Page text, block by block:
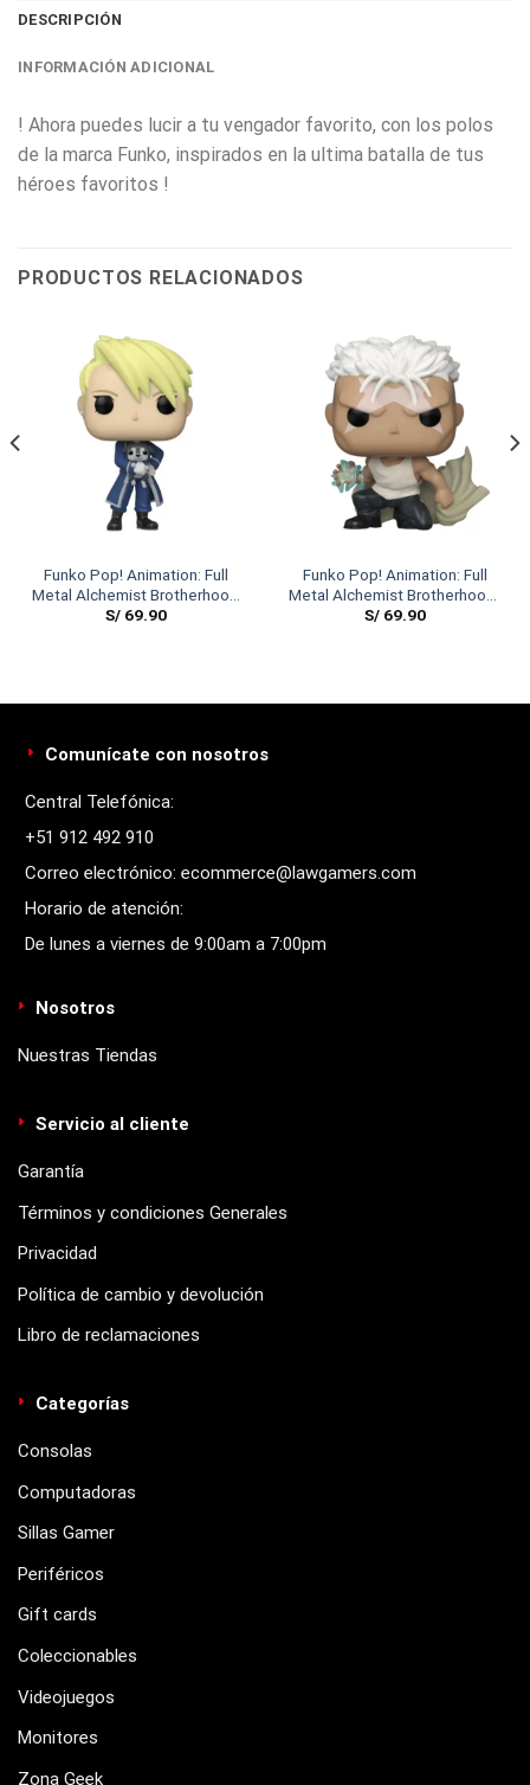
DESCRIPCIÓN
INFORMACIÓN ADICIONAL
! Ahora puedes lucir a tu vengador favorito, con los polos
de la marca Funko, inspirados en la ultima batalla de tus
héroes favoritos !
PRODUCTOS RELACIONADOS
Funko Pop! Animation: Full
Metal Alchemist Brotherhood
– Riza Hawkeye
S/69.90
Funko Pop! Animation: Full
Metal Alchemist Brotherhood-
Scar
S/69.90
Comunícate con nosotros
Central Telefónica:
+51 912 492 910
Correo electrónico: ecommerce@lawgamers.com
Horario de atención:
De lunes a viernes de 9:00am a 7:00pm
Nosotros
Nuestras Tiendas
Servicio al cliente
Garantía
Términos y condiciones Generales
Privacidad
Política de cambio y devolución
Libro de reclamaciones
Categorías
Consolas
Computadoras
Sillas Gamer
Periféricos
Gift cards
Coleccionables
Videojuegos
Monitores
Zona Geek